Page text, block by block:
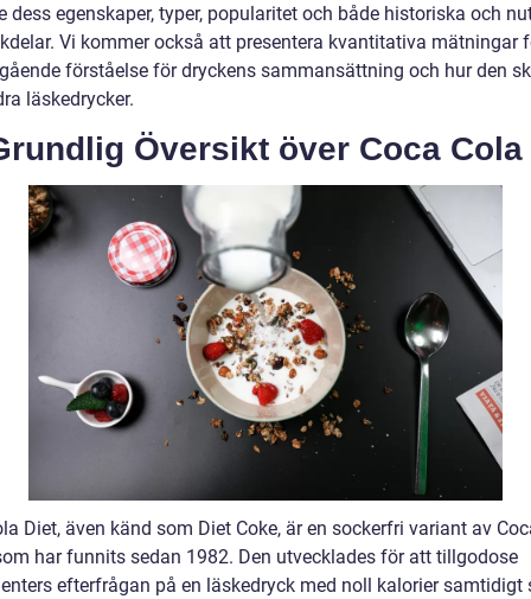
dess egenskaper, typer, popularitet och både historiska och
Vi kommer också att presentera kvantitativa mätningar
förståelse för dryckens sammansättning och hur den
läskedrycker.
Översikt över Coca Cola
Diet, även känd som Diet Coke, är en sockerfri variant av
har funnits sedan 1982. Den utvecklades för att tillgodose
efterfrågan på en läskedryck med noll kalorier samtidigt